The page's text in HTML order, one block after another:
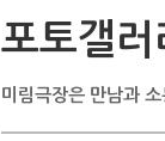
포토갤러
미림극장은 만남과